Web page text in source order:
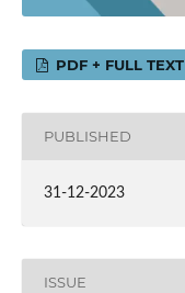
PDF + FULL TEXT
PUBLISHED
31-12-2023
ISSUE